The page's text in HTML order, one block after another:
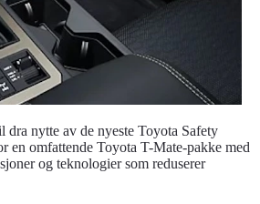
nytte av de nyeste Toyota Safety
en omfattende Toyota T-Mate-pakke med
og teknologier som reduserer